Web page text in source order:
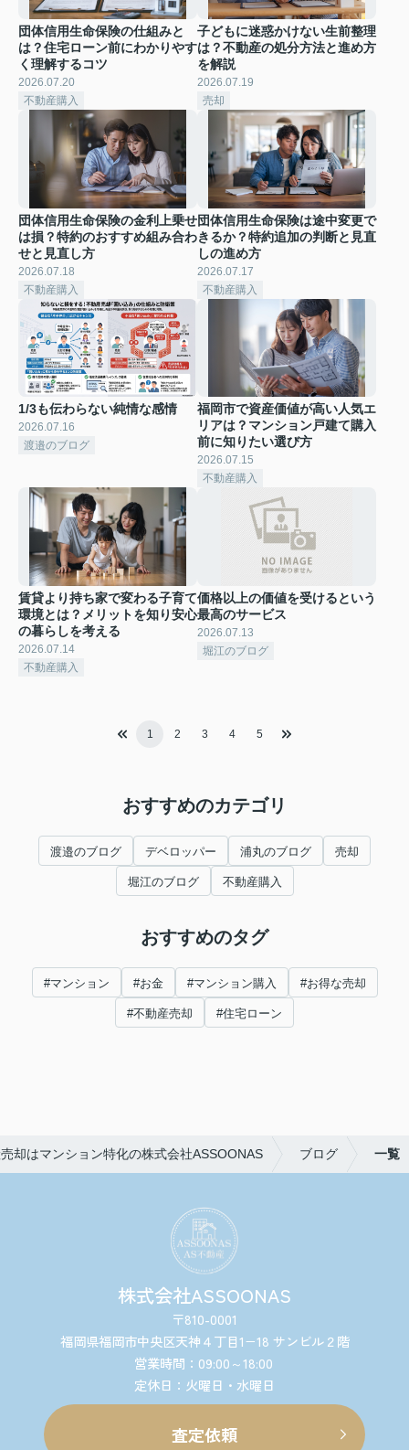
団体信用生命保険の仕組みと
は？住宅ローン前にわかりやす
く理解するコツ
2026.07.20
不動産購入
子どもに迷惑かけない生前整理
は？不動産の処分方法と進め方
を解説
2026.07.19
売却
団体信用生命保険の金利上乗せ
は損？特約のおすすめ組み合わ
せと見直し方
2026.07.18
不動産購入
団体信用生命保険は途中変更で
きるか？特約追加の判断と見直
しの進め方
2026.07.17
不動産購入
1/3も伝わらない純情な感情
2026.07.16
渡邉のブログ
福岡市で資産価値が高い人気エ
リアは？マンション戸建て購入
前に知りたい選び方
2026.07.15
不動産購入
賃貸より持ち家で変わる子育て
環境とは？メリットを知り安心
の暮らしを考える
2026.07.14
不動産購入
価格以上の価値を受けるという
最高のサービス
2026.07.13
堀江のブログ
1 2 3 4 5
おすすめのカテゴリ
渡邉のブログ デベロッパー 浦丸のブログ 売却
堀江のブログ 不動産購入
おすすめのタグ
#マンション #お金 #マンション購入 #お得な売却
#不動産売却 #住宅ローン
却はマンション特化の株式会社ASSOONAS ブログ 一覧
株式会社ASSOONAS
〒810-0001
福岡県福岡市中央区天神４丁目1−18 サンビル２階
営業時間：09:00～18:00
定休日：火曜日・水曜日
査定依頼